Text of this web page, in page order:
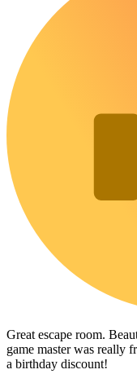
Great escape room.
game master was really
a birthday discount!